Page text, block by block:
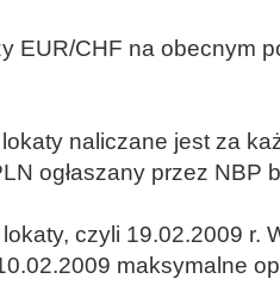
EUR/CHF na obecnym
naliczane jest za
ogłaszany przez NBP
czyli 19.02.2009 r.
maksymalne